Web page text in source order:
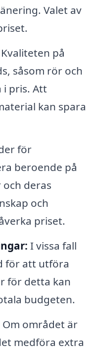
Valet av
Kvaliteten på
såsom rör och
pris. Att
kan spara
för
beroende på
deras
och
priset.
I vissa fall
för att utföra
för detta kan
budgeten.
Om området är
medföra extra